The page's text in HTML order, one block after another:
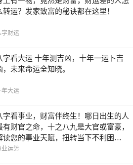
转运？发家致富的秘诀都在这里！
字财运
字看大运 十年测吉凶，十年一运卜吉
，未来命运全知晓。
年大运
字看事业，财富伴终生！哪日出生的人
有财官之命，十之八九是大官或富豪，
读您的事业天赋，扭转当下不利困
！！
业运势